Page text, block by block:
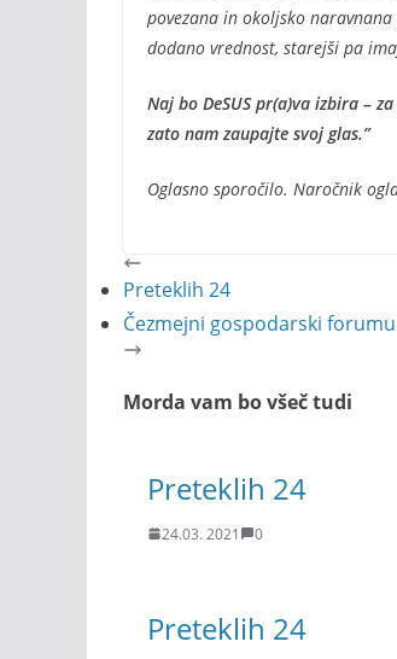
povezana in okoljsko
dodano vrednost, starejši pa
Naj bo DeSUS pr(a)va izbira –
zato nam zaupajte svoj glas.”
Oglasno sporočilo. Naročnik
Preteklih 24
Čezmejni gospodarski
Morda vam bo všeč tudi
Preteklih 24
24.03. 2021 0
Preteklih 24